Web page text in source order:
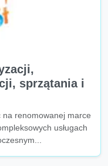
sprzątania i
na renomowanej marce
usługach